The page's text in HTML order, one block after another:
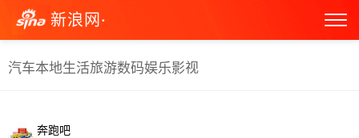
新浪网·
汽车本地生活旅游数码娱乐影视
奔跑吧